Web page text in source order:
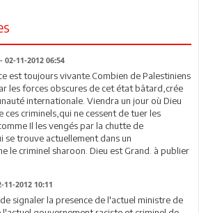
- 02-11-2012 06:54
est toujours vivante.Combien de Palestiniens
les forces obscures de cet état bâtard,crée
internationale. Viendra un jour où Dieu
ces criminels,qui ne cessent de tuer les
Il les vengés par la chutte de
se trouve actuellement dans un
le criminel sharoon. Dieu est Grand. à publier
11-2012 10:11
signaler la presence de l'actuel ministre de